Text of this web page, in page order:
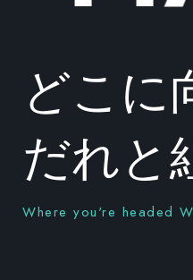
どこに
だれと
Where you're headed